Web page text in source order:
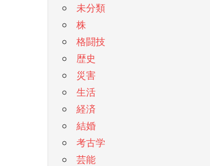
未分類
株
格闘技
歴史
災害
生活
経済
結婚
考古学
芸能